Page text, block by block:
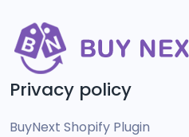
Privacy policy
BuyNext Shopify Plugin